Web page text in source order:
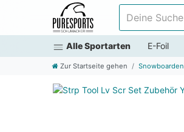
Alle Sportarten E-Foil
Zur Startseite gehen Snowboarden